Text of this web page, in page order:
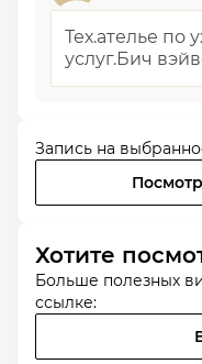
Тех.ателье по
услуг.Бич
Запись на
Хотите
Больше полезных
ссылке: